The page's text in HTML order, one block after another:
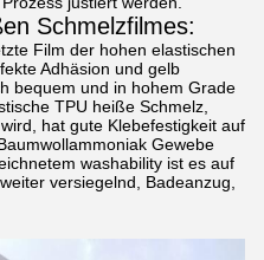
Schmelzfilmes:
Film der hohen elastischen
Adhäsion und gelb
bequem und in hohem Grade
TPU heiße Schmelz,
hat gute Klebefestigkeit auf
Gewebe
washability ist es auf
versiegelnd, Badeanzug,